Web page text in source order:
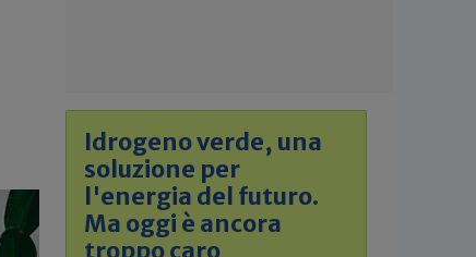
Idrogeno verde, una
soluzione per
l'energia del futuro.
Ma oggi è ancora
troppo caro